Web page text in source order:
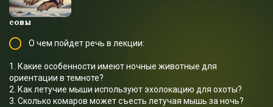
совы
О чем пойдет речь в лекции:
1. Какие особенности имеют ночные животные для
ориентации в темноте?
2. Как летучие мыши используют эхолокацию для охоты?
3. Сколько комаров может съесть летучая мышь за ночь?